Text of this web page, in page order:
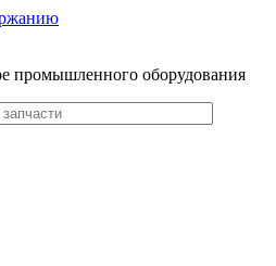
промышленного оборудования